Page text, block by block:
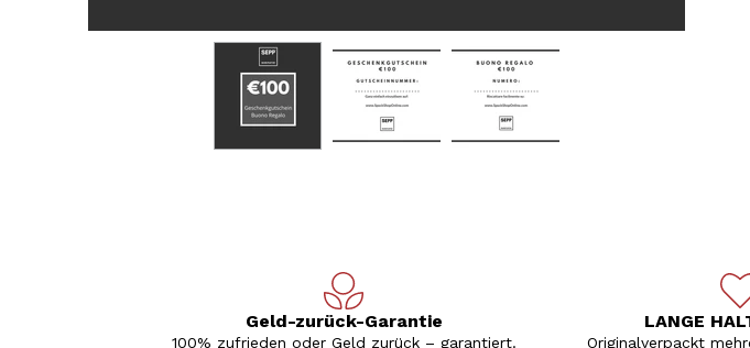
Geld-zurück-Garantie
100% zufrieden oder Geld zurück – garantiert.
LANGE
Originalverpackt